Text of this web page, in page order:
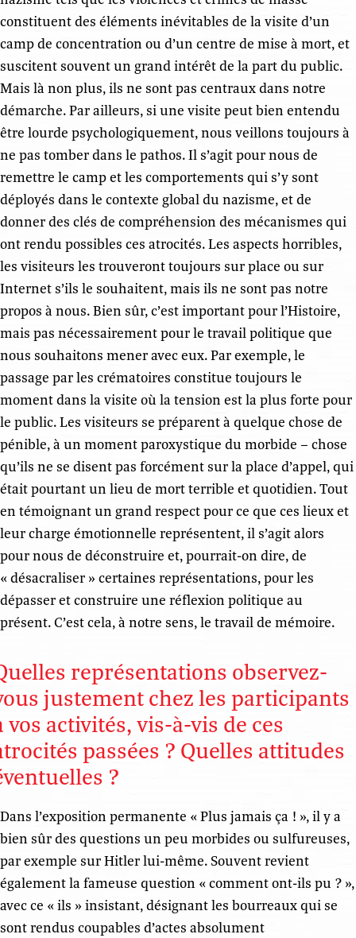
constituent des éléments inévitables de la visite d’un
camp de concentration ou d’un centre de mise à mort, et
suscitent souvent un grand intérêt de la part du public.
Mais là non plus, ils ne sont pas centraux dans notre
démarche. Par ailleurs, si une visite peut bien entendu
être lourde psychologiquement, nous veillons toujours à
ne pas tomber dans le pathos. Il s’agit pour nous de
remettre le camp et les comportements qui s’y sont
déployés dans le contexte global du nazisme, et de
donner des clés de compréhension des mécanismes qui
ont rendu possibles ces atrocités. Les aspects horribles,
les visiteurs les trouveront toujours sur place ou sur
Internet s’ils le souhaitent, mais ils ne sont pas notre
propos à nous. Bien sûr, c’est important pour l’Histoire,
mais pas nécessairement pour le travail politique que
nous souhaitons mener avec eux. Par exemple, le
passage par les crématoires constitue toujours le
moment dans la visite où la tension est la plus forte pour
le public. Les visiteurs se préparent à quelque chose de
pénible, à un moment paroxystique du morbide – chose
qu’ils ne se disent pas forcément sur la place d’appel, qui
était pourtant un lieu de mort terrible et quotidien. Tout
en témoignant un grand respect pour ce que ces lieux et
leur charge émotionnelle représentent, il s’agit alors
pour nous de déconstruire et, pourrait-on dire, de
« désacraliser » certaines représentations, pour les
dépasser et construire une réflexion politique au
présent. C’est cela, à notre sens, le travail de mémoire.
représentations observez-
justement chez les participants
vos activités, vis-à-vis de ces
passées ? Quelles attitudes
?
Dans l’exposition permanente « Plus jamais ça ! », il y a
bien sûr des questions un peu morbides ou sulfureuses,
par exemple sur Hitler lui-même. Souvent revient
également la fameuse question « comment ont-ils pu ? »,
avec ce « ils » insistant, désignant les bourreaux qui se
sont rendus coupables d’actes absolument